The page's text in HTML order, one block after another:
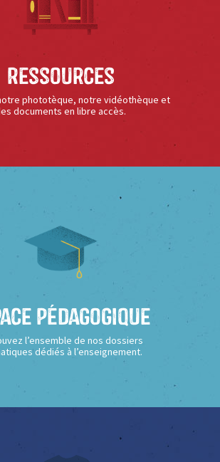
Ressources
phototèque, notre vidéothèque et
documents en libre accès.
Pédagogique
l’ensemble de nos dossiers
dédiés à l’enseignement.